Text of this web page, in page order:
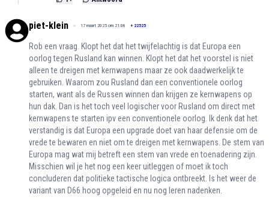
piet-klein 17 maart 2025 om 21:08 + 22525
Rob een vraag. Klopt het dat het twijfelachtig is dat Europa een
oorlog tegen Rusland kan winnen. Klopt het dat het voorstel is niet
alleen te dreigen met kernwapens maar ze ook daadwerkelijk te
gebruiken. Waarom zou Rusland dan een conventionele oorlog
starten, want als de Russen winnen dan krijgen ze kernwapens op
hun dak. Dan is het toch veel logischer voor Rusland om direct met
kernwapens te starten ipv een conventionele oorlog. Ik denk dat het
verstandig is dat Europa een upgrade doet van haar defensie om de
vrede te bewaren en niet om te dreigen met kernwapens. De stem van
Europa mag wat mij betreft een stem van vrede en toenadering zijn.
Misschien wil je het nog een keer uitleggen of moet ik toch
concluderen dat politieke tactische logica ontbreekt. Is het weer de
variant van D66 hoog opgeleid en nu nog leren nadenken.